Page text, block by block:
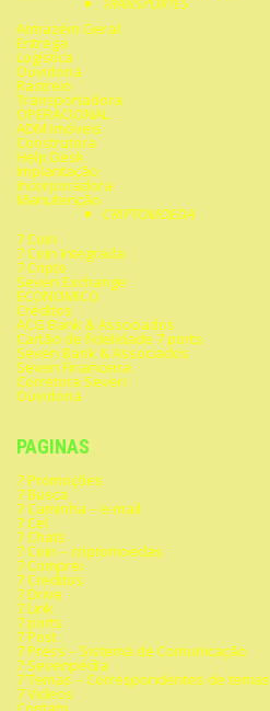
Armazém Geral
Entrega
Logística
Ouvidoria
Rastreio
Transportadora
OPERACIONAL
ADM Imóveis
Construtora
Help Desk
Implantação
Incorporadora
Manutenção
CRIPTOMOEDA
7 Coin
7 Coin Integrada
7 Cripto
Seven Exchange
ECONOMICO
Créditos
ACG Bank & Associados
Cartão de fidelidade 7 ports
Seven Bank & Associados
Seven Financeira
Corretora Seven
Ouvidoria
PAGINAS
7 Promoções
7 Busca
7 Caminha – e-mail
7 Cel
7 Chats
7 Coin – criptomoedas
7 Comprei
7 Creditos
7 Drive
7 Link
7 ports
7 Post
7 Press – Sistema de Comunicação
7 Sevenpédia
7 Temas – Correspondentes de temas
7 Videos